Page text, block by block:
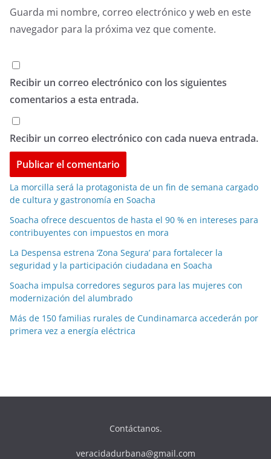
Guarda mi nombre, correo electrónico y web en este
navegador para la próxima vez que comente.
Recibir un correo electrónico con los siguientes
comentarios a esta entrada.
Recibir un correo electrónico con cada nueva entrada.
La morcilla será la protagonista de un fin de semana cargado
de cultura y gastronomía en Soacha
Soacha ofrece descuentos de hasta el 90 % en intereses para
contribuyentes con impuestos en mora
La Despensa estrena ‘Zona Segura’ para fortalecer la
seguridad y la participación ciudadana en Soacha
Soacha impulsa corredores seguros para las mujeres con
modernización del alumbrado
Más de 150 familias rurales de Cundinamarca accederán por
primera vez a energía eléctrica
Contáctanos.
veracidadurbana@gmail.com